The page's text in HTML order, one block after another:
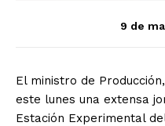
9 de
El ministro de
este lunes una extensa
Estación Experimental